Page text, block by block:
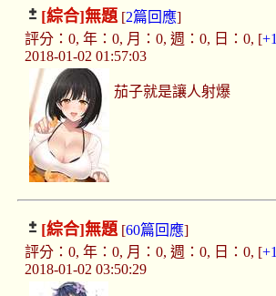
[綜合]無題[2篇回應]
評分：0, 年：0, 月：0, 週：0, 日：0, [+1
2018-01-02 01:57:03
茄子就是讓人射爆
[綜合]無題[60篇回應]
評分：0, 年：0, 月：0, 週：0, 日：0, [+1
2018-01-02 03:50:29